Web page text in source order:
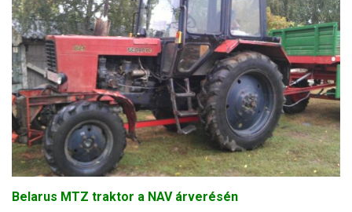
Belarus MTZ traktor a NAV árverésén